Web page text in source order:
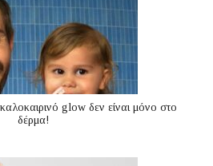
glow δεν είναι μόνο στο
δέρμα!